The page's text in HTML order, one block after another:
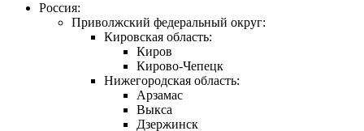
Россия:
Приволжский федеральный округ:
Кировская область:
Киров
Кирово-Чепецк
Нижегородская область:
Арзамас
Выкса
Дзержинск